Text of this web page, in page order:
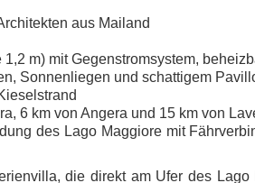
aus Mailand
m) mit Gegenstromsystem,
Sonnenliegen und schattigem
6 km von Angera und 15 km von
des Lago Maggiore mit
die direkt am Ufer des